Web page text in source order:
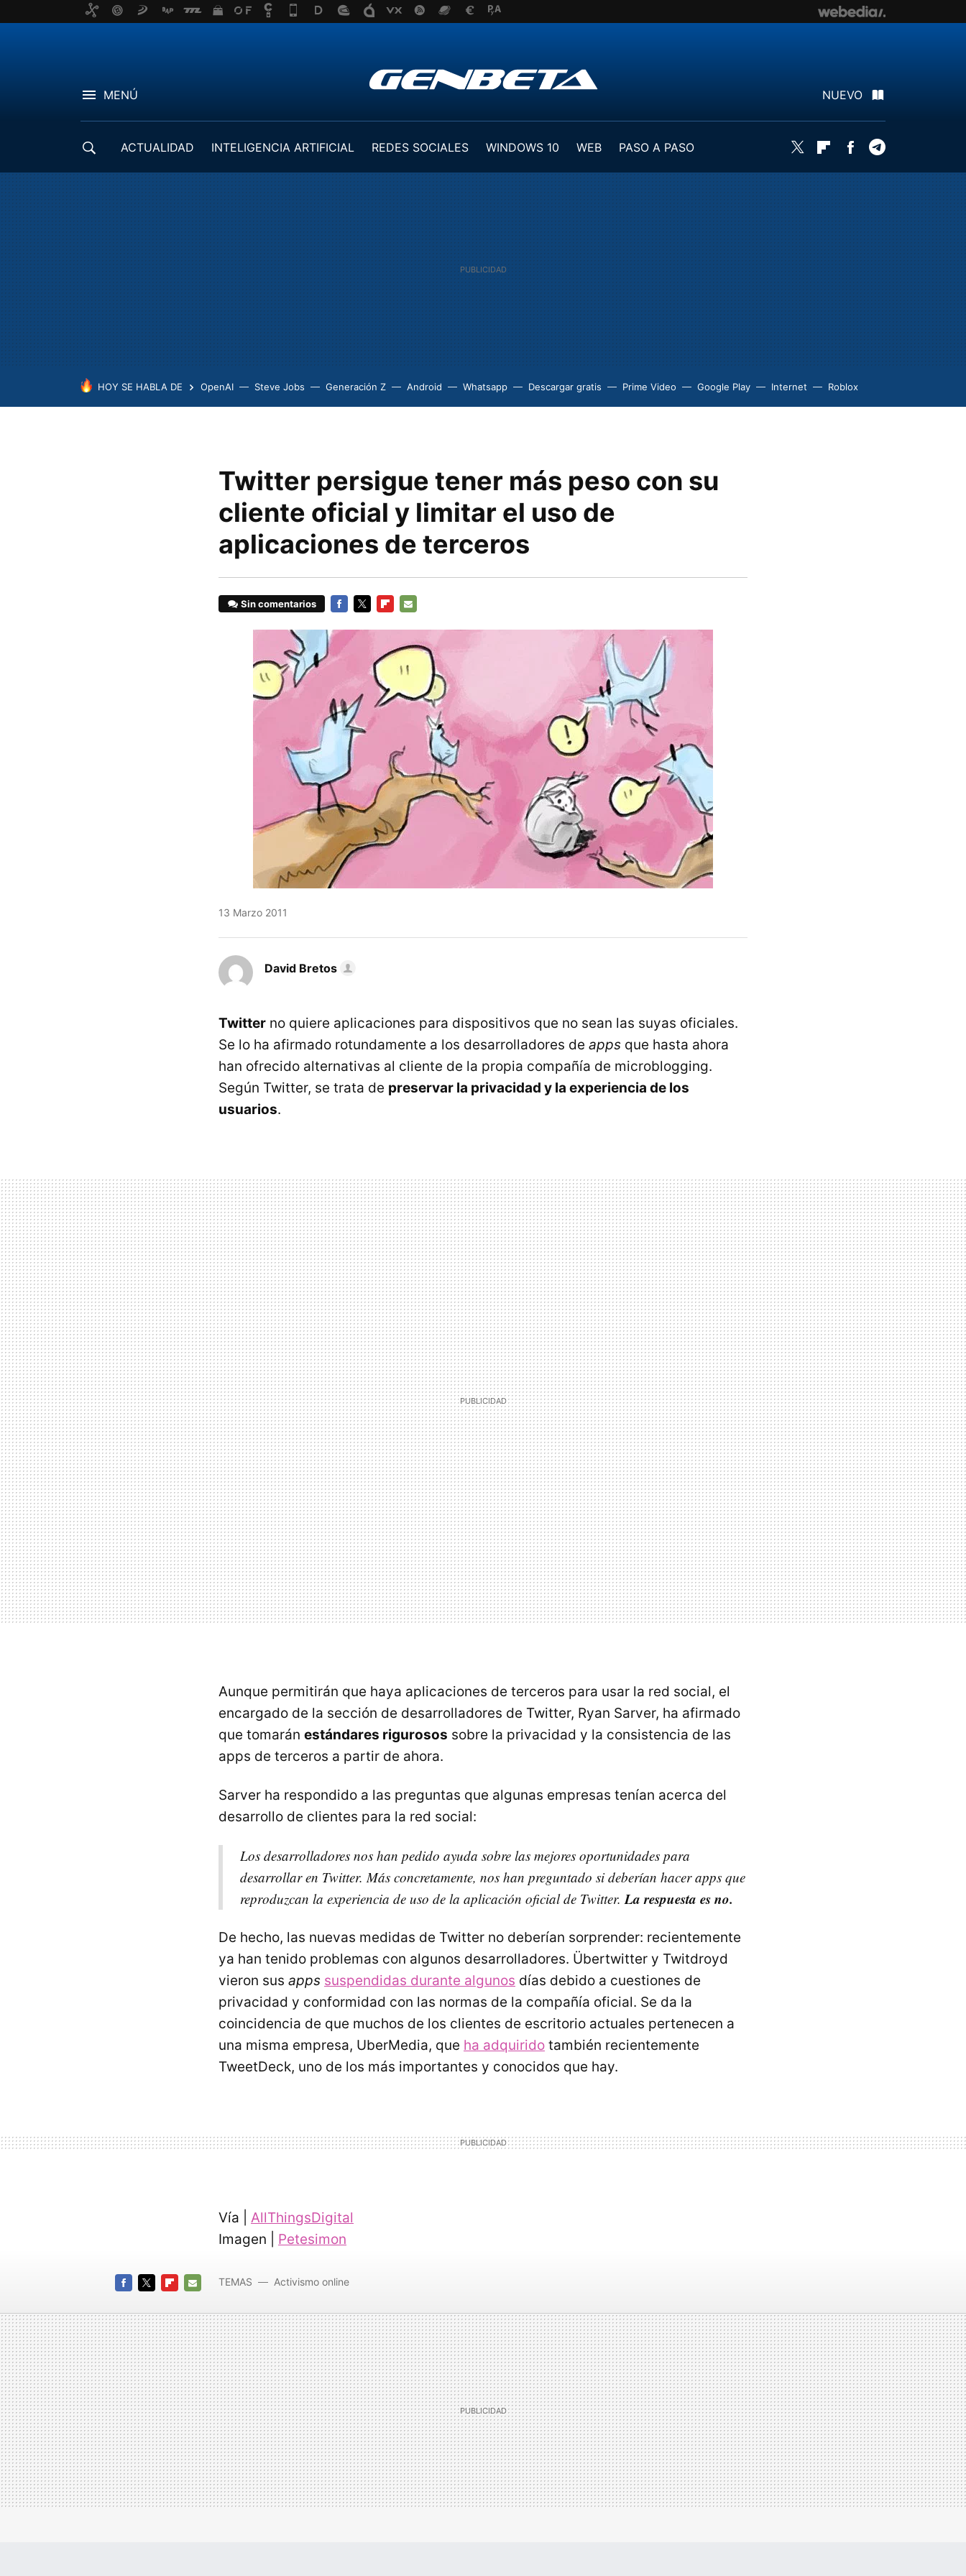
MENÚ NUEVO
ACTUALIDAD INTELIGENCIA ARTIFICIAL REDES SOCIALES WINDOWS 10 WEB
PASO A PASO
Twitter FlipboardFacebook
HOY SE HABLA DE OpenAI Steve Jobs Generación Z Android Whatsapp Descargar gratis Prime Video Google Play Internet Roblox
Twitter persigue tener más peso con su
cliente oficial y limitar el uso de
aplicaciones de terceros
Sin comentarios
13 Marzo 2011
David Bretos
Twitter no quiere aplicaciones para dispositivos que no sean las suyas oficiales.
Se lo ha afirmado rotundamente a los desarrolladores de apps que hasta ahora
han ofrecido alternativas al cliente de la propia compañía de microblogging.
Según Twitter, se trata de preservar la privacidad y la experiencia de los
usuarios.
Aunque permitirán que haya aplicaciones de terceros para usar la red social, el
encargado de la sección de desarrolladores de Twitter, Ryan Sarver, ha afirmado
que tomarán estándares rigurosos sobre la privacidad y la consistencia de las
apps de terceros a partir de ahora.
Sarver ha respondido a las preguntas que algunas empresas tenían acerca del
desarrollo de clientes para la red social:
Los desarrolladores nos han pedido ayuda sobre las mejores oportunidades para
desarrollar en Twitter. Más concretamente, nos han preguntado si deberían hacer apps que
reproduzcan la experiencia de uso de la aplicación oficial de Twitter.La respuesta es no.
De hecho, las nuevas medidas de Twitter no deberían sorprender: recientemente
ya han tenido problemas con algunos desarrolladores. Übertwitter y Twitdroyd
vieron sus apps suspendidas durante algunos días debido a cuestiones de
privacidad y conformidad con las normas de la compañía oficial. Se da la
coincidencia de que muchos de los clientes de escritorio actuales pertenecen a
una misma empresa, UberMedia, que ha adquirido también recientemente
TweetDeck, uno de los más importantes y conocidos que hay.
Vía | AllThingsDigital
Imagen | Petesimon
MAIL
TEMAS Activismo online